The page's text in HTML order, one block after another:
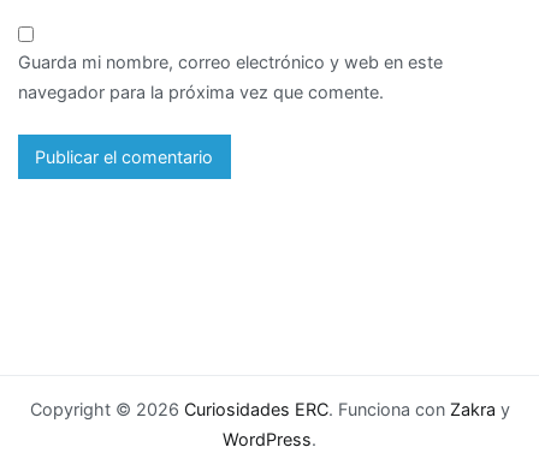
Guarda mi nombre, correo electrónico y web en este
navegador para la próxima vez que comente.
Copyright © 2026 Curiosidades ERC. Funciona con Zakra y
WordPress.